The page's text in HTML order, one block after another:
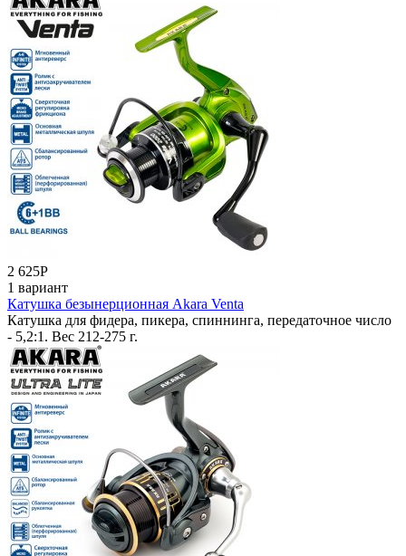
2 625Р
1 вариант
Катушка безынерционная Akara Venta
Катушка для фидера, пикера, спиннинга, передаточное число
- 5,2:1. Вес 212-275 г.